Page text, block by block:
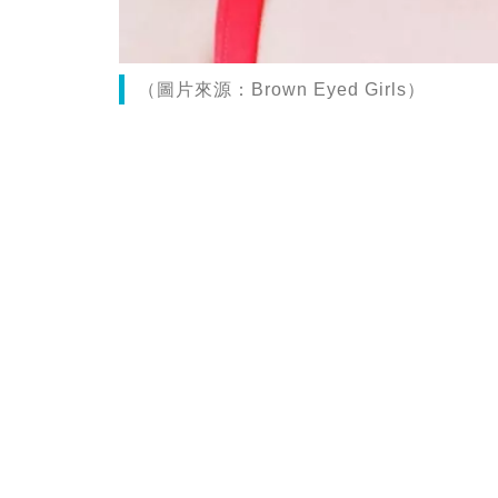
（圖片來源：Brown Eyed Girls）